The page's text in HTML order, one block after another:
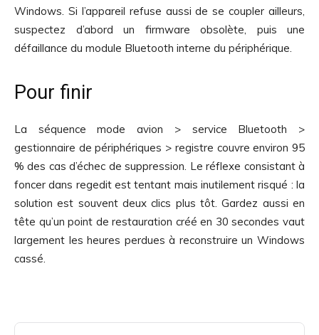
Windows. Si l’appareil refuse aussi de se coupler ailleurs,
suspectez d’abord un firmware obsolète, puis une
défaillance du module Bluetooth interne du périphérique.
Pour finir
La séquence mode avion > service Bluetooth >
gestionnaire de périphériques > registre couvre environ 95
% des cas d’échec de suppression. Le réflexe consistant à
foncer dans regedit est tentant mais inutilement risqué : la
solution est souvent deux clics plus tôt. Gardez aussi en
tête qu’un point de restauration créé en 30 secondes vaut
largement les heures perdues à reconstruire un Windows
cassé.